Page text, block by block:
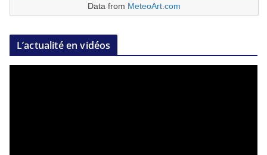
Data from MeteoArt.com
L’actualité en vidéos